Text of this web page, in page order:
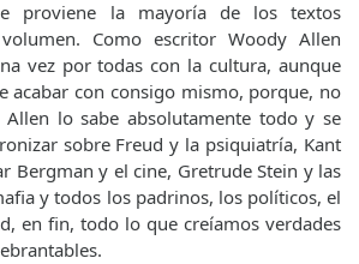
proviene la mayoría de los textos
Como escritor Woody Allen
vez por todas con la cultura, aunque
acabar con consigo mismo, porque, no
Allen lo sabe absolutamente todo y se
sobre Freud y la psiquiatría, Kant
Bergman y el cine, Gretrude Stein y las
y todos los padrinos, los políticos, el
en fin, todo lo que creíamos verdades